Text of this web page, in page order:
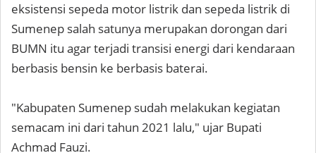
eksistensi sepeda motor listrik dan sepeda listrik di
Sumenep salah satunya merupakan dorongan dari
BUMN itu agar terjadi transisi energi dari kendaraan
berbasis bensin ke berbasis baterai.
"Kabupaten Sumenep sudah melakukan kegiatan
semacam ini dari tahun 2021 lalu," ujar Bupati
Achmad Fauzi.